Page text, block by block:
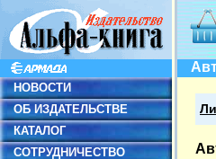
НОВОСТИ
ОБ ИЗДАТЕЛЬСТВЕ
КАТАЛОГ
СОТРУДНИЧЕСТВО